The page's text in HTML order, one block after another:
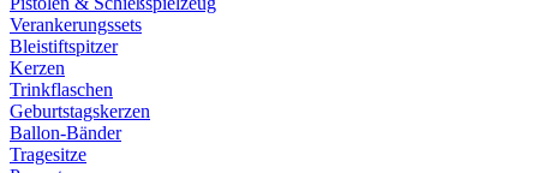
Verankerungssets
Bleistiftspitzer
Kerzen
Trinkflaschen
Geburtstagskerzen
Ballon-Bänder
Tragesitze